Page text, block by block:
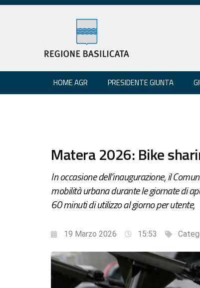
HOME AGR PRESIDENTE GIUNTA
Matera 2026: Bike
In occasione dell’inaugurazione, il
mobilità urbana durante le giornate di
60 minuti di utilizzo al giorno per utente,
19 Marzo 2026 15:53